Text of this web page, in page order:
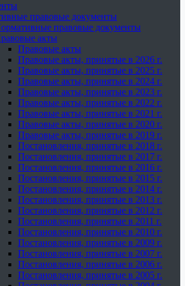
правовые документы
правовые документы
акты
Правовые акты
Правовые акты, принятые в 2026 г.
Правовые акты, принятые в 2025 г.
Правовые акты, принятые в 2024 г.
Правовые акты, принятые в 2023 г.
Правовые акты, принятые в 2022 г.
Правовые акты, принятые в 2021 г.
Правовые акты, принятые в 2020 г.
Правовые акты, принятые в 2019 г.
Постановления, принятые в 2018 г.
Постановления, принятые в 2017 г.
Постановления, принятые в 2016 г.
Постановления, принятые в 2015 г.
Постановления, принятые в 2014 г.
Постановления, принятые в 2013 г.
Постановления, принятые в 2012 г.
Постановления, принятые в 2011 г.
Постановления, принятые в 2010 г.
Постановления, принятые в 2009 г.
Постановления, принятые в 2007 г.
Постановления, принятые в 2006 г.
Постановления, принятые в 2005 г.